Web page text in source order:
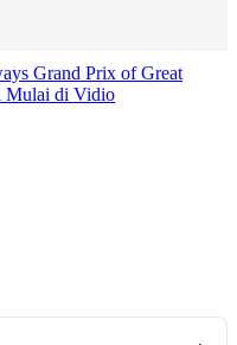
Grand Prix of Great
Mulai di Vidio